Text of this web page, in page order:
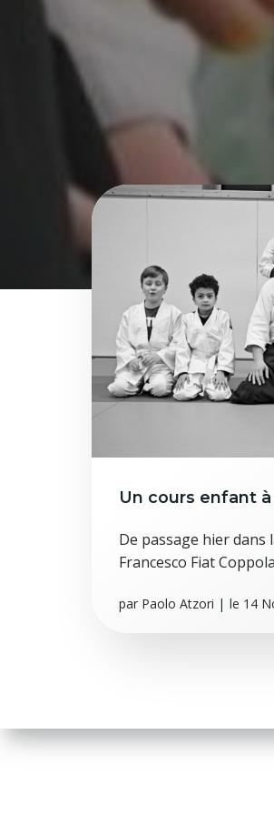
Un cours enfant
De passage hier dans
Francesco Fiat
par Paolo Atzori | le 14